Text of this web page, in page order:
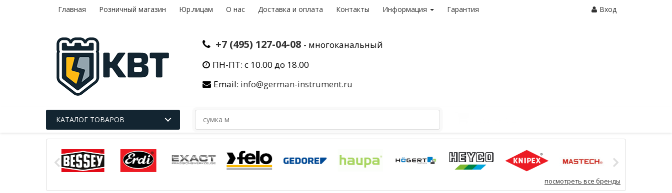
Главная Розничный магазин Юр.лицам О нас Доставка и оплата Контакты Информация Гарантия Вход
+7 (495) 127-04-08 - многоканальный
ПН-ПТ: с 10.00 до 18.00
Email: info@german-instrument.ru
КАТАЛОГ ТОВАРОВ
посмотреть все бренды